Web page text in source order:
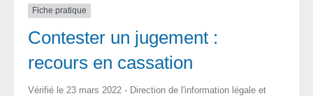
Fiche pratique
Contester un jugement :
recours en cassation
Vérifié le 23 mars 2022 - Direction de l'information légale et